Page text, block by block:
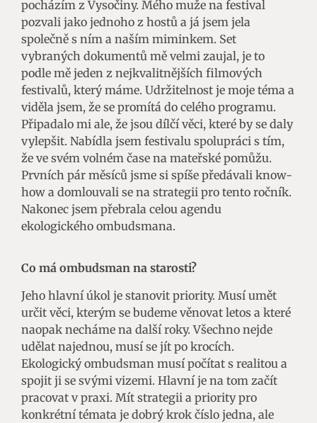
pocházím z Vysočiny. Mého muže na festival
pozvali jako jednoho z hostů a já jsem jela
společně s ním a naším miminkem. Set
vybraných dokumentů mě velmi zaujal, je to
podle mě jeden z nejkvalitnějších filmových
festivalů, který máme. Udržitelnost je moje téma a
viděla jsem, že se promítá do celého programu.
Připadalo mi ale, že jsou dílčí věci, které by se daly
vylepšit. Nabídla jsem festivalu spolupráci s tím,
že ve svém volném čase na mateřské pomůžu.
Prvních pár měsíců jsme si spíše předávali know-
how a domlouvali se na strategii pro tento ročník.
Nakonec jsem přebrala celou agendu
ekologického ombudsmana.
Co má ombudsman na starosti?
Jeho hlavní úkol je stanovit priority. Musí umět
určit věci, kterým se budeme věnovat letos a které
naopak necháme na další roky. Všechno nejde
udělat najednou, musí se jít po krocích.
Ekologický ombudsman musí počítat s realitou a
spojit ji se svými vizemi. Hlavní je na tom začít
pracovat v praxi. Mít strategii a priority pro
konkrétní témata je dobrý krok číslo jedna, ale